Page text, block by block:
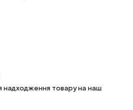
надходження товару на наш